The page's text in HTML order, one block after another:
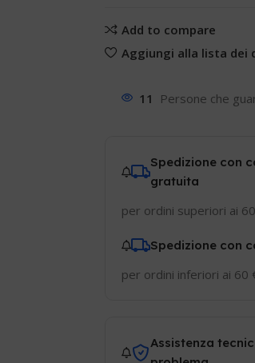
Add to compare
Aggiungi alla lista dei
11 Persone che
Spedizione con
gratuita
per ordini superiori ai
Spedizione con
per ordini inferiori ai 60
Assistenza